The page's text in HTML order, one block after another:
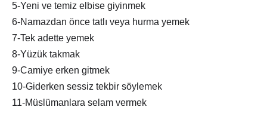
5-Yeni ve temiz elbise giyinmek
6-Namazdan önce tatlı veya hurma yemek
7-Tek adette yemek
8-Yüzük takmak
9-Camiye erken gitmek
10-Giderken sessiz tekbir söylemek
11-Müslümanlara selam vermek